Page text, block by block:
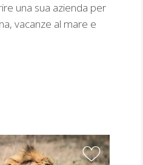
una sua azienda per
vacanze al mare e